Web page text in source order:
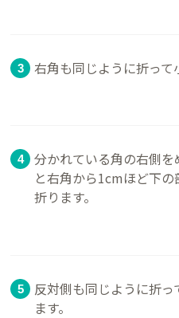
右角も同じように折って
分かれている角の右側
と右角から1cmほど下
折ります。
反対側も同じように折
ます。